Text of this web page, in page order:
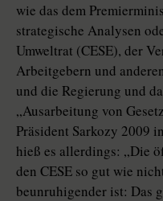
wie das dem
strategische Analysen
Umweltrat (CESE), der
Arbeitgebern und
und die Regierung und
„Ausarbeitung von
Präsident Sarkozy 2009
hieß es allerdings: „Die
den CESE so gut wie
beunruhigender ist: Das